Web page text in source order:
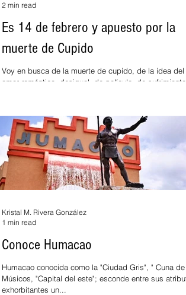
Es 14 de febrero y apuesto por la
muerte de Cupido
Voy en busca de la muerte de cupido, de la idea del
amor romántico, desigual, de película, de sufrimiento
2 min read
Conoce Humacao
Humacao conocida como la "Ciudad Gris", " Cuna de
Músicos, "Capital del este"; esconde entre sus atributos
exhorbitantes un...
Kristal M. Rivera González
1 min read